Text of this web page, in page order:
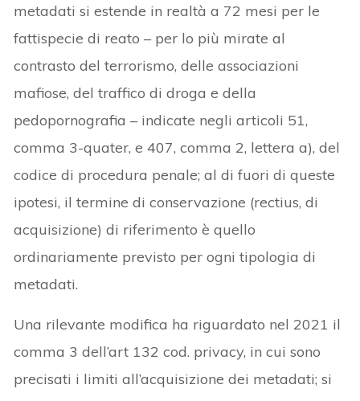
metadati si estende in realtà a 72 mesi per le
fattispecie di reato – per lo più mirate al
contrasto del terrorismo, delle associazioni
mafiose, del traffico di droga e della
pedopornografia – indicate negli articoli 51,
comma 3-quater, e 407, comma 2, lettera a), del
codice di procedura penale; al di fuori di queste
ipotesi, il termine di conservazione (rectius, di
acquisizione) di riferimento è quello
ordinariamente previsto per ogni tipologia di
metadati.
Una rilevante modifica ha riguardato nel 2021 il
comma 3 dell’art 132 cod. privacy, in cui sono
precisati i limiti all’acquisizione dei metadati; si